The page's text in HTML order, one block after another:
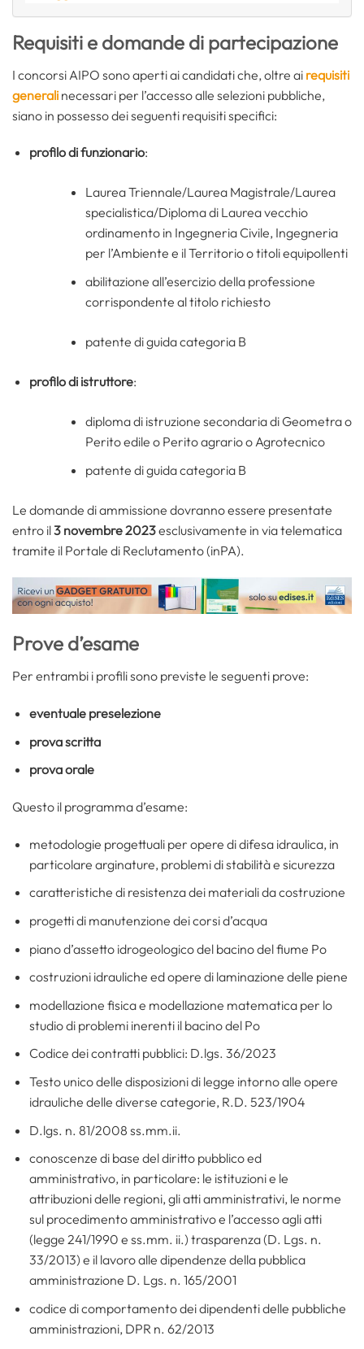
Requisiti e domande di partecipazione
I concorsi AIPO sono aperti ai candidati che, oltre ai requisiti
generali necessari per l’accesso alle selezioni pubbliche,
siano in possesso dei seguenti requisiti specifici:
profilo di funzionario:
Laurea Triennale/Laurea Magistrale/Laurea
specialistica/Diploma di Laurea vecchio
ordinamento in Ingegneria Civile, Ingegneria
per l’Ambiente e il Territorio o titoli equipollenti
abilitazione all’esercizio della professione
corrispondente al titolo richiesto
patente di guida categoria B
profilo di istruttore:
diploma di istruzione secondaria di Geometra o
Perito edile o Perito agrario o Agrotecnico
patente di guida categoria B
Le domande di ammissione dovranno essere presentate
entro il3 novembre 2023esclusivamente in via telematica
tramite il Portale di Reclutamento (inPA).
Prove d’esame
Per entrambi i profili sono previste le seguenti prove:
eventuale preselezione
prova scritta
prova orale
Questo il programma d’esame:
metodologie progettuali per opere di difesa idraulica, in
particolare arginature, problemi di stabilità e sicurezza
caratteristiche di resistenza dei materiali da costruzione
progetti di manutenzione dei corsi d’acqua
piano d’assetto idrogeologico del bacino del fiume Po
costruzioni idrauliche ed opere di laminazione delle piene
modellazione fisica e modellazione matematica per lo
studio di problemi inerenti il bacino del Po
Codice dei contratti pubblici: D.lgs. 36/2023
Testo unico delle disposizioni di legge intorno alle opere
idrauliche delle diverse categorie, R.D. 523/1904
D.lgs. n. 81/2008 ss.mm.ii.
conoscenze di base del diritto pubblico ed
amministrativo, in particolare: le istituzioni e le
attribuzioni delle regioni, gli atti amministrativi, le norme
sul procedimento amministrativo e l’accesso agli atti
(legge 241/1990 e ss.mm. ii.) trasparenza (D. Lgs. n.
33/2013) e il lavoro alle dipendenze della pubblica
amministrazione D. Lgs. n. 165/2001
codice di comportamento dei dipendenti delle pubbliche
amministrazioni, DPR n. 62/2013